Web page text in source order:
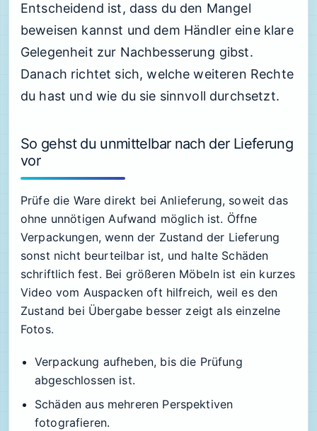
Entscheidend ist, dass du den Mangel
beweisen kannst und dem Händler eine klare
Gelegenheit zur Nachbesserung gibst.
Danach richtet sich, welche weiteren Rechte
du hast und wie du sie sinnvoll durchsetzt.
So gehst du unmittelbar nach der Lieferung
vor
Prüfe die Ware direkt bei Anlieferung, soweit das
ohne unnötigen Aufwand möglich ist. Öffne
Verpackungen, wenn der Zustand der Lieferung
sonst nicht beurteilbar ist, und halte Schäden
schriftlich fest. Bei größeren Möbeln ist ein kurzes
Video vom Auspacken oft hilfreich, weil es den
Zustand bei Übergabe besser zeigt als einzelne
Fotos.
Verpackung aufheben, bis die Prüfung
abgeschlossen ist.
Schäden aus mehreren Perspektiven
fotografieren.